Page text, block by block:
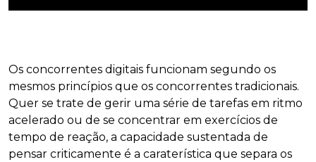
Os concorrentes digitais funcionam segundo os
mesmos princípios que os concorrentes tradicionais.
Quer se trate de gerir uma série de tarefas em ritmo
acelerado ou de se concentrar em exercícios de
tempo de reação, a capacidade sustentada de
pensar criticamente é a caraterística que separa os